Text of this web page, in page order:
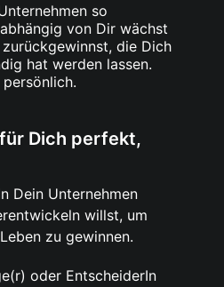
so
von Dir wächst
die Dich
hat werden lassen.
Dich perfekt,
Dein Unternehmen
willst, um
zu gewinnen.
oder EntscheiderIn